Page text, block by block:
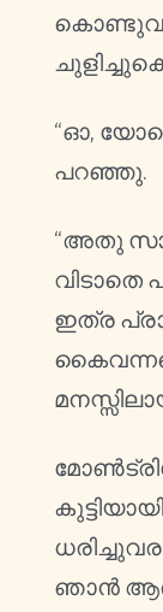
“ഓ,
പറഞ്ഞു.
“അതു
വിടാതെ
ഇത്ര
ഞാൻ